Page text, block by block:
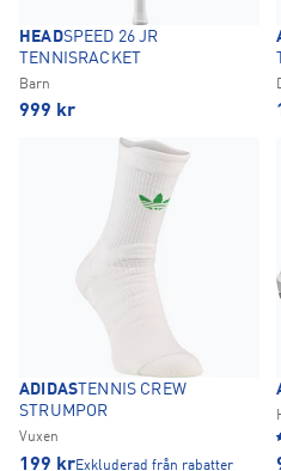
HEADSPEED 26 JR
TENNISRACKET
Barn
999 kr
ADIDAS TENNIS CREW
STRUMPOR
Vuxen
199 krExkluderad från rabatter